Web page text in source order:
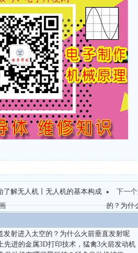
了解无人机丨无人机的基本构成
下一个
的？为什
发射进入太空的？为什么火箭垂直发射呢
先进的金属3D打印技术，猛禽3火箭发动机